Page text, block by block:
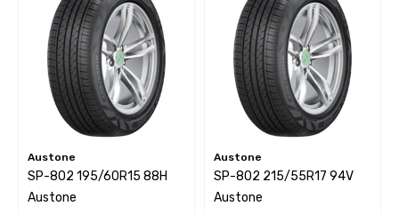
Austone
SP-802 195/60R15 88H
Austone
Austone
SP-802 215/55R17 94V
Austone